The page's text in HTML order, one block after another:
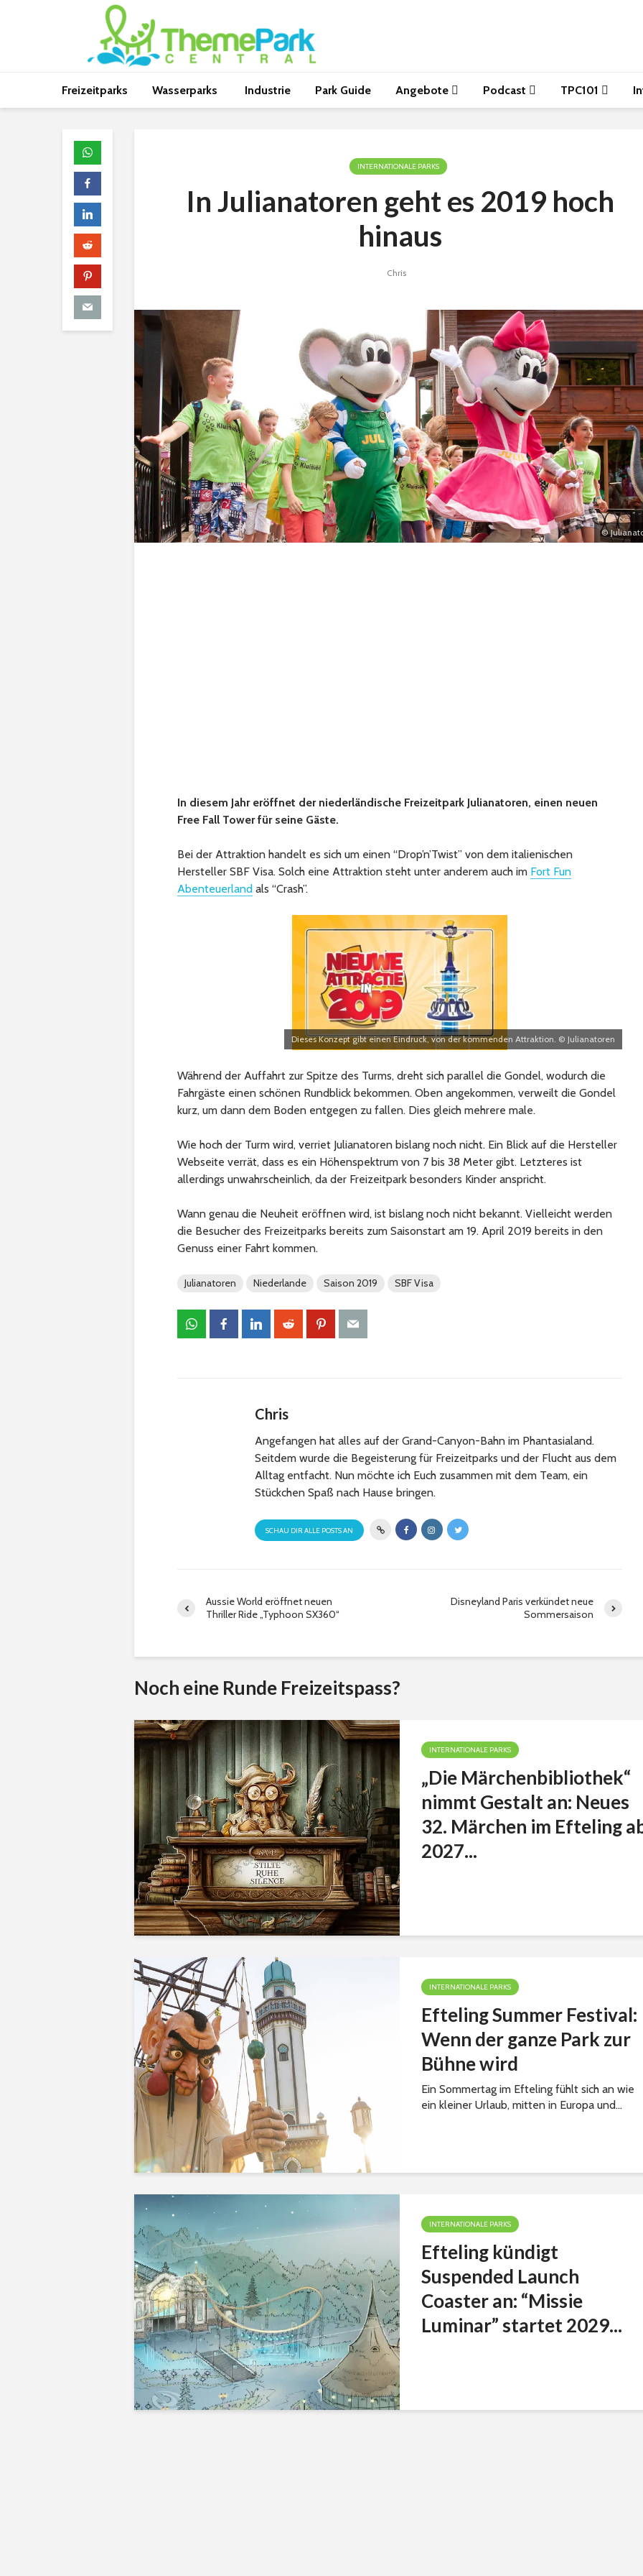
Freizeitparks Wasserparks Industrie Park Guide Angebote Podcast TPC101
INTERNATIONALE PARKS
In Julianatoren geht es 2019 hoch
hinaus
Chris
©
In diesem Jahr eröffnet der niederländische Freizeitpark Julianatoren, einen neuen
Free Fall Tower für seine Gäste.
Bei der Attraktion handelt es sich um einen “Drop’n’Twist” von dem italienischen
Hersteller SBF Visa. Solch eine Attraktion steht unter anderem auch im Fort Fun
Abenteuerland als “Crash”.
Dieses Konzept gibt einen Eindruck, von der kommenden Attraktion. © Julianatoren
Während der Auffahrt zur Spitze des Turms, dreht sich parallel die Gondel, wodurch die
Fahrgäste einen schönen Rundblick bekommen. Oben angekommen, verweilt die Gondel
kurz, um dann dem Boden entgegen zu fallen. Dies gleich mehrere male.
Wie hoch der Turm wird, verriet Julianatoren bislang noch nicht. Ein Blick auf die Hersteller
Webseite verrät, dass es ein Höhenspektrum von 7 bis 38 Meter gibt. Letzteres ist
allerdings unwahrscheinlich, da der Freizeitpark besonders Kinder anspricht.
Wann genau die Neuheit eröffnen wird, ist bislang noch nicht bekannt. Vielleicht werden
die Besucher des Freizeitparks bereits zum Saisonstart am 19. April 2019 bereits in den
Genuss einer Fahrt kommen.
Julianatoren Niederlande Saison 2019 SBF Visa
Chris
Angefangen hat alles auf der Grand-Canyon-Bahn im Phantasialand.
Seitdem wurde die Begeisterung für Freizeitparks und der Flucht aus dem
Alltag entfacht. Nun möchte ich Euch zusammen mit dem Team, ein
Stückchen Spaß nach Hause bringen.
SCHAU DIR ALLE POSTS AN
Aussie World eröffnet neuen
Thriller Ride „Typhoon SX360“
Disneyland Paris verkündet neue
Sommersaison
Noch eine Runde Freizeitspass?
INTERNATIONALE PARKS
„Die Märchenbibliothek“
nimmt Gestalt an: Neues
32. Märchen im Efteling
2027...
INTERNATIONALE PARKS
Efteling Summer Festival:
Wenn der ganze Park zur
Bühne wird
Ein Sommertag im Efteling fühlt sich an wie
ein kleiner Urlaub, mitten in Europa und...
INTERNATIONALE PARKS
Efteling kündigt
Suspended Launch
Coaster an: “Missie
Luminar” startet 2029...